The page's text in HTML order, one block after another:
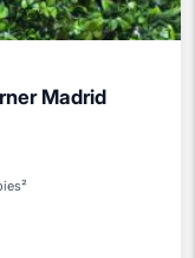
Madrid